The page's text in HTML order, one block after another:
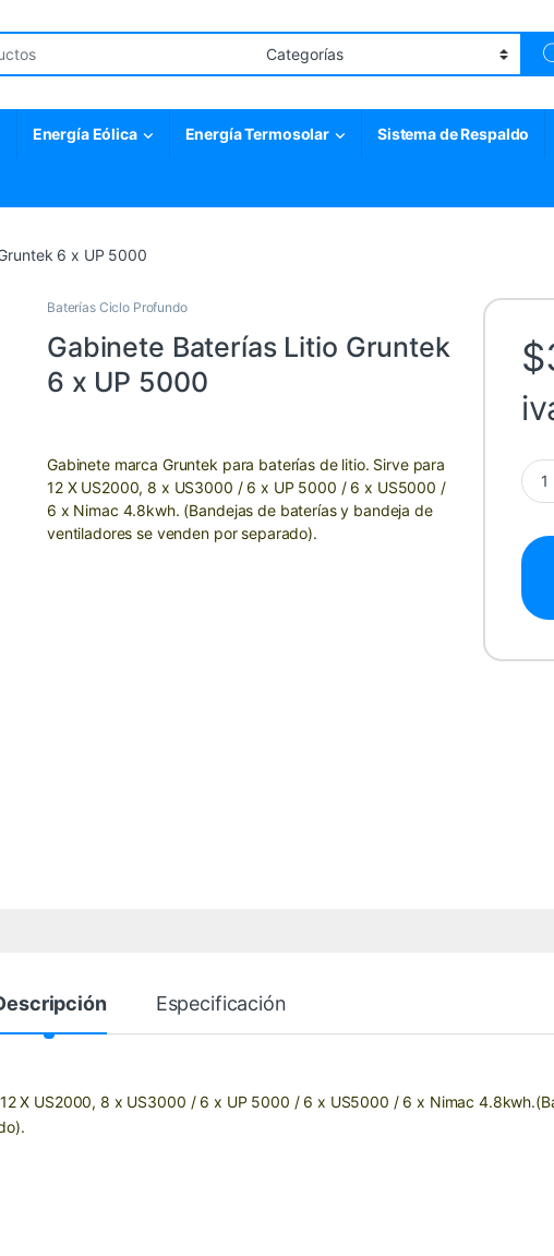
Energía Eólica Energía Termosolar Sistema de Respaldo
6 x UP 5000
Baterías Ciclo Profundo
Gabinete Baterías Litio Gruntek
6 x UP 5000
Gabinete marca Gruntek para baterías de litio. Sirve para
12 X US2000, 8 x US3000 / 6 x UP 5000 / 6 x US5000 /
6 x Nimac 4.8kwh. (Bandejas de baterías y bandeja de
ventiladores se venden por separado).
$
Especificación
X US2000, 8 x US3000 / 6 x UP 5000 / 6 x US5000 / 6 x Nimac 4.8kwh.